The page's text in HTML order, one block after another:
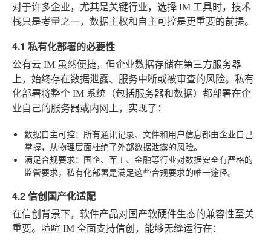
对于许多企业，尤其是关键行业，选择 IM 工具时，技术
栈只是考量之一，数据主权和自主可控是更重要的前提。
4.1 私有化部署的必要性
公有云 IM 虽然便捷，但企业数据存储在第三方服务器
上，始终存在数据泄露、服务中断或被审查的风险。私有
化部署将整个 IM 系统（包括服务器和数据）都部署在企
业自己的服务器或内网上，实现了：
数据自主可控：所有通讯记录、文件和用户信息都由企业自己
掌握，从物理层面杜绝了外部数据泄露的风险。
满足合规要求：国企、军工、金融等行业对数据安全有严格的
监管要求，私有化部署是满足这些合规要求的唯一途径。
4.2 信创国产化适配
在信创背景下，软件产品对国产软硬件生态的兼容性至关
重要。喧喧 IM 全面支持信创，能够无缝运行在：